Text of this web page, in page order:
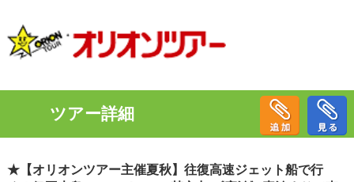
ツアー詳細
★【オリオンツアー主催夏秋】往復高速ジェット船で行